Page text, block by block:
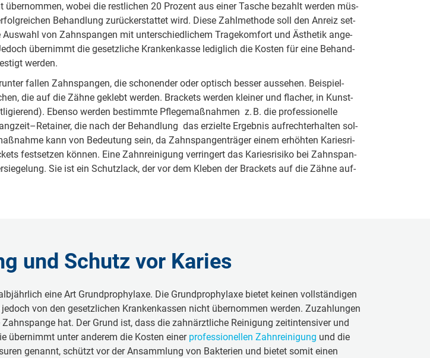
wobei die re­stli­chen 20 Pro­zent aus ei­ner Ta­sche be­zahlt wer­den müs­
Be­hand­lung zu­rück­erstattet wird. Die­se Zahl­me­tho­de soll den An­reiz set­
von Zahn­span­gen mit un­ter­schied­li­chem Tra­ge­kom­fort und Äs­the­tik an­ge­
über­nimmt die ge­setz­lich­e Krank­en­kas­se le­dig­lich die Kos­ten für ei­ne Be­hand­
wer­den.
fal­len Zahn­span­gen, die schon­en­der oder op­tisch bes­ser aus­se­hen. Bei­spiel­
die auf die Zähne ge­klebt wer­den. Brack­ets wer­den klein­er und flach­er, in Kunst­
Ebe­nso wer­den be­stimm­te Pfle­ge­maß­nah­men z. B. die pro­fes­sio­nelle
die nach der Be­hand­lung das er­ziel­te Er­geb­nis auf­recht­er­hal­ten sol­
kann von Be­deu­tung sein, da Zahn­span­ge­nträger ei­nem er­höh­ten Ka­rie­sri­
fest­set­zen kön­nen. Ei­ne Zahn­rei­ni­gung ver­rin­gert das Ka­rie­sri­siko bei Zahn­span­
Sie ist ein Schutz­lack, der vor dem Kle­ben der Brack­ets auf die Zähne auf­
und Schutz vor Karies
eine Art Grundprophylaxe. Die Grundprophylaxe bietet keinen vollständigen
von den gesetzlichen Krankenkassen nicht übernommen werden. Zuzahlungen
hat. Der Grund ist, dass die zahnärztliche Reinigung zeitintensiver und
übernimmt unter anderem die Kosten einer professionellen Zahnreinigung und die
genannt, schützt vor der Ansammlung von Bakterien und bietet somit einen